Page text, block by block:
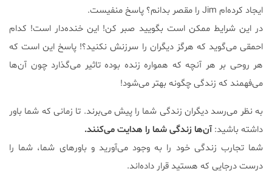
ایجاد کرده‌ام Jim را مقصر بدانم؟ پاسخ منفیست.
در این شرایط ممکن است بگویید صبر کن! این خنده‌دار است! کدام
احمقی می‌گوید که هرگز دیگران را سرزنش نکنید؟! پاسخ این است که
هر روحی بر هر آنچه که همواره زنده بوده تاثیر می‌گذارد چون آن‌ها
می‌فهمند که زندگی چگونه بهتر می‌شود!
به نظر می‌رسد دیگران زندگی شما را پیش می‌برند. تا زمانی که شما باور
داشته باشید:آن‌ها زندگی شما را هدایت می‌کنند.
شما تجارب زندگی خود را به وجود می‌آورید و باورهای شما، شما را
درست درجایی که هستید قرار داده‌اند.